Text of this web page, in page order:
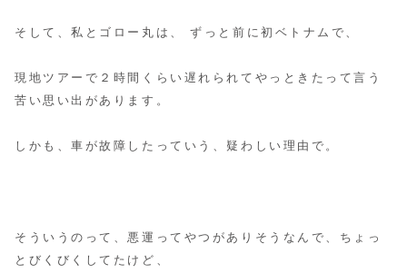
そして、私とゴロー丸は、 ずっと前に初ベトナムで、
現地ツアーで２時間くらい遅れられてやっときたって言う
苦い思い出があります。
しかも、車が故障したっていう、疑わしい理由で。
そういうのって、悪運ってやつがありそうなんで、ちょっ
とびくびくしてたけど、